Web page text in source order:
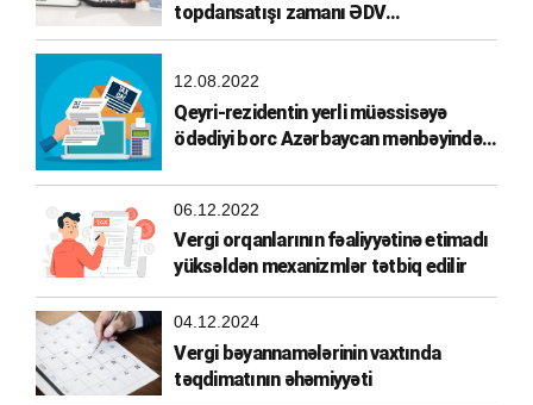
topdansatışı zamanı ƏDV
hesablanması
12.08.2022
Qeyri-rezidentin yerli müəssisəyə
ödədiyi borc Azərbaycan mənbəyindən
06.12.2022
Vergi orqanlarının fəaliyyətinə etimadı
yüksəldən mexanizmlər tətbiq edilir
04.12.2024
Vergi bəyannamələrinin vaxtında
təqdimatının əhəmiyyəti